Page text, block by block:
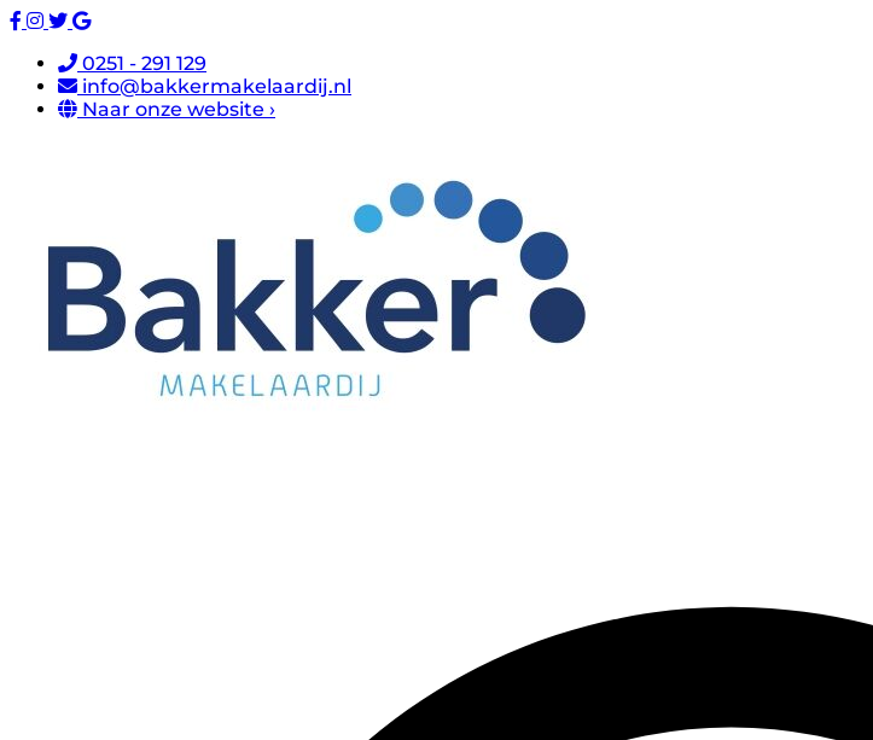
0251 - 291 129
info@bakkermakelaardij.nl
Naar onze website ›